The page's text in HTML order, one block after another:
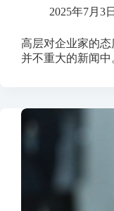
2025年7月3日
高层对企业家的
并不重大的新闻中